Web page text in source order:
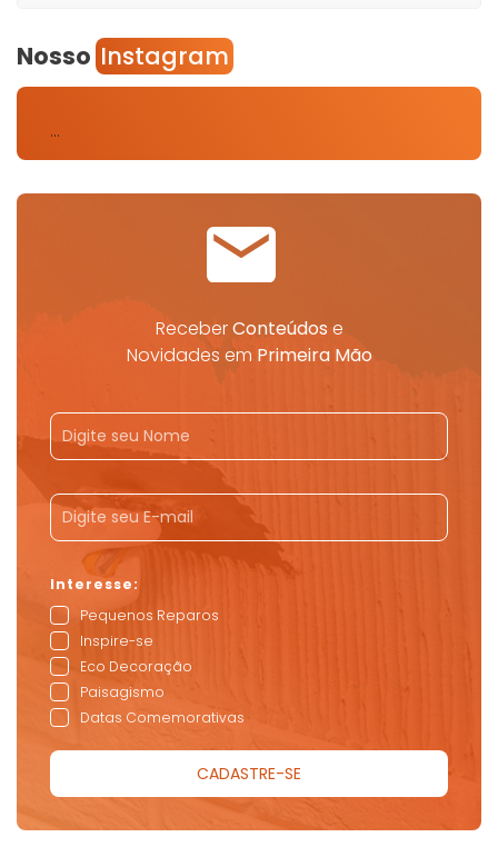
Nosso Instagram
…
ReceberConteúdose
Novidades em Primeira Mão
Pequenos Reparos
Inspire-se
Eco Decoração
Paisagismo
Datas Comemorativas